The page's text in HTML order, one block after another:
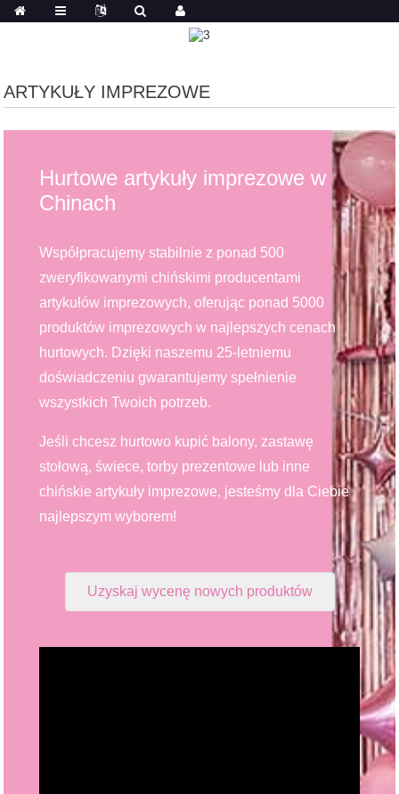
ARTYKUŁY IMPREZOWE
Hurtowe artykuły imprezowe w
Chinach
Współpracujemy stabilnie z ponad 500
zweryfikowanymi chińskimi producentami
artykułów imprezowych, oferując ponad 5000
produktów imprezowych w najlepszych cenach
hurtowych. Dzięki naszemu 25-letniemu
doświadczeniu gwarantujemy spełnienie
wszystkich Twoich potrzeb.
Jeśli chcesz hurtowo kupić balony, zastawę
stołową, świece, torby prezentowe lub inne
chińskie artykuły imprezowe, jesteśmy dla Ciebie
najlepszym wyborem!
Uzyskaj wycenę nowych produktów